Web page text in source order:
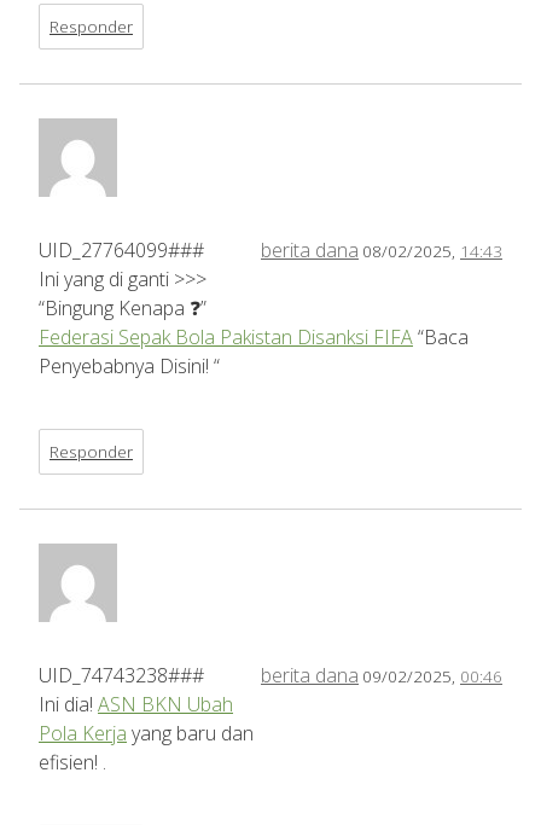
Responder
berita dana 08/02/2025, 14:43
UID_27764099###
Ini yang di ganti >>>
“Bingung Kenapa ❓”
Federasi Sepak Bola Pakistan Disanksi FIFA“Baca
Penyebabnya Disini! “
Responder
berita dana 09/02/2025, 00:46
UID_74743238###
Ini dia! ASN BKN Ubah
Pola Kerja yang baru dan
efisien! .